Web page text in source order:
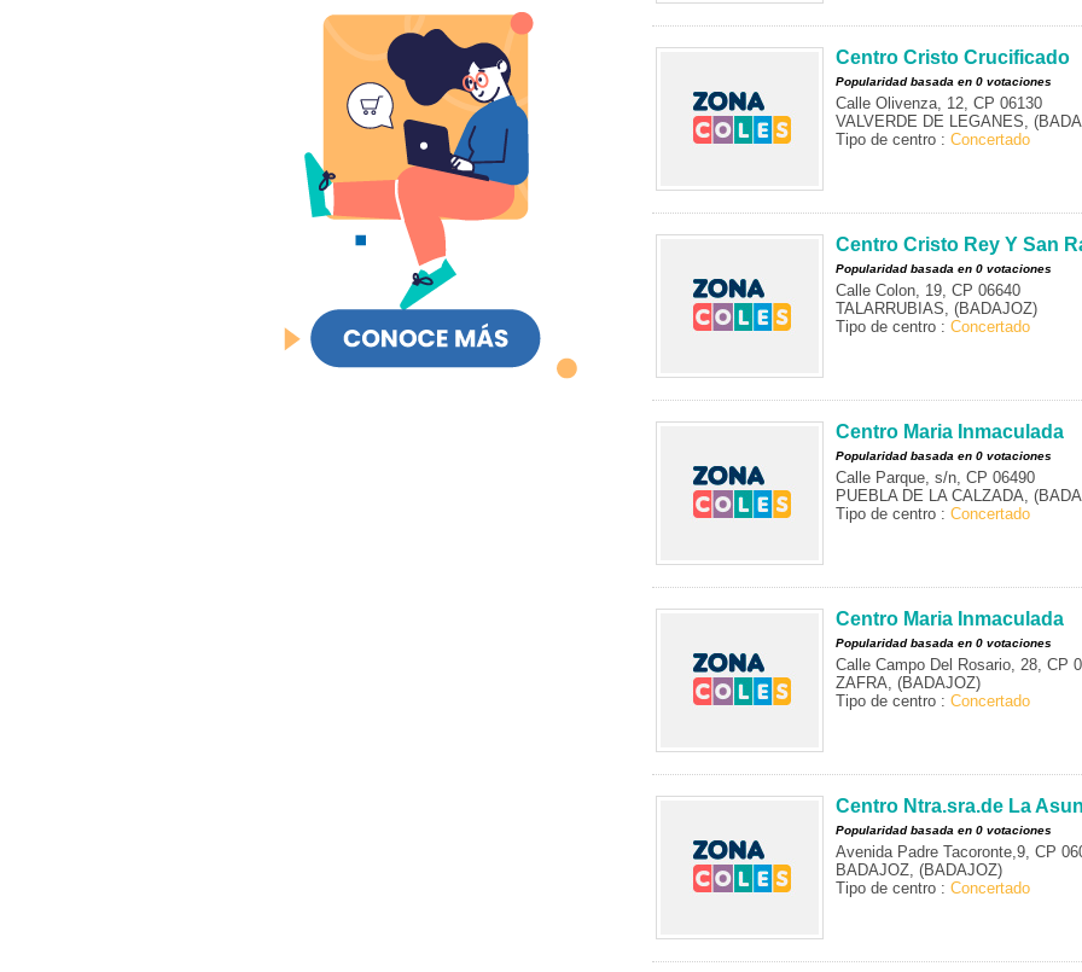
Centro Cristo Crucificado
Popularidad basada en 0 votaciones
Calle Olivenza, 12, CP 06130
VALVERDE DE LEGANES,
Tipo de centro : Concertado
Centro Cristo Rey Y San
Popularidad basada en 0 votaciones
Calle Colon, 19, CP 06640
TALARRUBIAS, (BADAJOZ)
Tipo de centro : Concertado
Centro Maria Inmaculada
Popularidad basada en 0 votaciones
Calle Parque, s/n, CP 06490
PUEBLA DE LA CALZADA,
Tipo de centro : Concertado
Centro Maria Inmaculada
Popularidad basada en 0 votaciones
Calle Campo Del Rosario, 28, CP
ZAFRA, (BADAJOZ)
Tipo de centro : Concertado
Centro Ntra.sra.de La
Popularidad basada en 0 votaciones
Avenida Padre Tacoronte,9, CP
BADAJOZ, (BADAJOZ)
Tipo de centro : Concertado